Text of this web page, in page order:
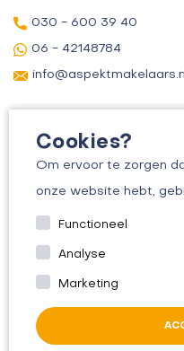
Cookies?
Om ervoor te zorgen
onze website hebt,
Functioneel
Analyse
Marketing
030 - 600 39 40
06 - 42148784
info@aspektmakelaars.nl